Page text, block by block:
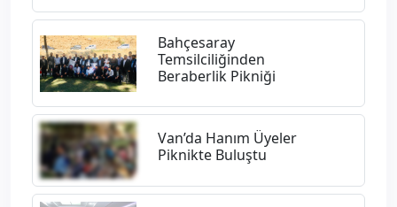
Bahçesaray
Temsilciliğinden
Beraberlik Pikniği
Van’da Hanım Üyeler
Piknikte Buluştu